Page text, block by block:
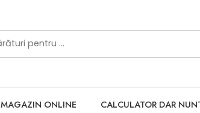
MAGAZIN ONLINE CALCULATOR DAR